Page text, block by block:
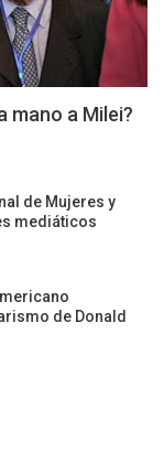
mano a Milei?
de Mujeres y
mediáticos
de Donald